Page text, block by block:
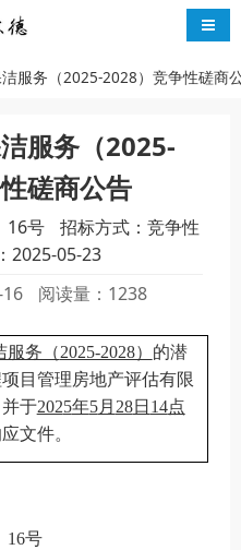
服务（2025-2028）竞争性磋商
服务（2025-
磋商公告
16号
招标方式：竞争性
2025-05-23
阅读量：1238
服务（2025-2028） 的潜
目管理房地产评估有限
于2025年5月 28日 14点
文件。
16号